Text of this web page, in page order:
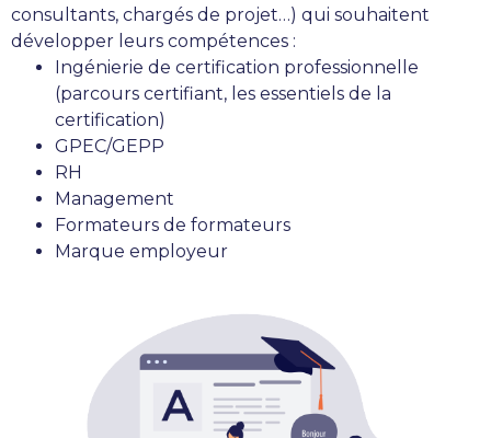
consultants, chargés de projet…) qui souhaitent
développer leurs compétences :
Ingénierie de certification professionnelle
(parcours certifiant, les essentiels de la
certification)
GPEC/GEPP
RH
Management
Formateurs de formateurs
Marque employeur